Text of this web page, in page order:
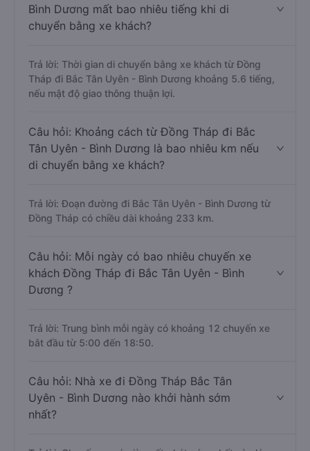
Bình Dương mất bao nhiêu tiếng khi di
chuyển bằng xe khách?
Trả lời: Thời gian di chuyển bằng xe khách từ Đồng
Tháp đi Bắc Tân Uyên - Bình Dương khoảng 5.6 tiếng,
nếu mật độ giao thông thuận lợi.
Câu hỏi: Khoảng cách từ Đồng Tháp đi Bắc
Tân Uyên - Bình Dương là bao nhiêu km nếu
di chuyển bằng xe khách?
Trả lời: Đoạn đường đi Bắc Tân Uyên - Bình Dương từ
Đồng Tháp có chiều dài khoảng 233 km.
Câu hỏi: Mỗi ngày có bao nhiêu chuyến xe
khách Đồng Tháp đi Bắc Tân Uyên - Bình
Dương ?
Trả lời: Trung bình mỗi ngày có khoảng 12 chuyến xe
bắt đầu từ 5:00 đến 18:50.
Câu hỏi: Nhà xe đi Đồng Tháp Bắc Tân
Uyên - Bình Dương nào khởi hành sớm
nhất?